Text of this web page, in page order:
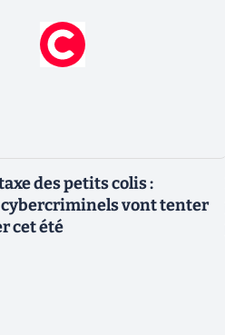
des petits colis :
vont tenter
cet été